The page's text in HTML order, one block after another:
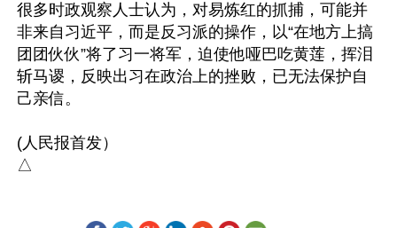
很多时政观察人士认为，对易炼红的抓捕，可能并
非来自习近平，而是反习派的操作，以“在地方上搞
团团伙伙”将了习一将军，迫使他哑巴吃黄莲，挥泪
斩马谡，反映出习在政治上的挫败，已无法保护自
己亲信。
(人民报首发）